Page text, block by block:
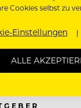
Cookies selbst zu
Einstellungen
ALLE